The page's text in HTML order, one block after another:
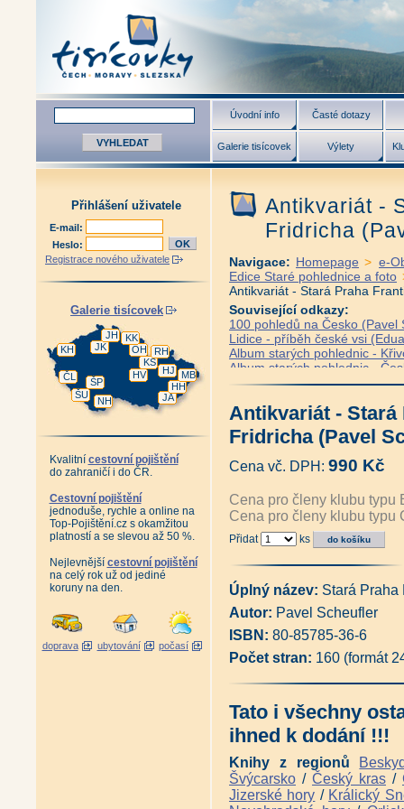
Úvodní info Časté dotazy
Galerie tisícovek Výlety
Přihlášení uživatele
E-mail:
Heslo:
Registrace nového uživatele
Galerie tisícovek
JA
HH
MB
HJ
HV
NH
KS
RH
ŠP
ŠU
OH
JK
KK
ČL
JH
KH
Kvalitní cestovní pojištění
do zahraničí i do ČR.
Cestovní pojištění
jednoduše, rychle a online na
Top-Pojištění.cz s okamžitou
platností a se slevou až 50 %.
Nejlevnější cestovní pojištění
na celý rok už od jediné
koruny na den.
doprava ubytování počasí
Antikvariát -
Fridricha
Navigace: Homepage > e-
Edice Staré pohlednice a foto
Antikvariát - Stará Praha
Související odkazy:
100 pohledů na Česko (Pavel
Lidice - příběh české vsi
Album starých pohlednic -
Album starých pohlednic -
Album starých pohlednic -
Album starých pohlednic
Album starých pohlednic
Album starých pohlednic
Antikvariát - Album starých
Album starých pohlednic -
Album starých pohlednic -
Antikvariát - Šumpersko,
Album starých pohlednic -
Album starých pohlednic -
Album starých pohlednic -
Album starých pohlednic -
Album starých pohlednic -
Album starých pohlednic -
Adršpašsko-
Antikvariát - Karlovy Vary a
Posázavský Pacifik z Prahy
Posázavský Pacifik Světlá -
Železniční trať Praha -
Železniční tratě Ústecko-
teplické dráhy na starých
Ústeckým krajem vlakem i
Železniční trať z Pardubic do
Antikvariát - Stará
Fridricha (Pavel
Cena vč. DPH: 990 Kč
Cena pro členy klubu typu
Cena pro členy klubu typu
Přidat ks
Úplný název: Stará Praha
Autor: Pavel Scheufler
ISBN: 80-85785-36-6
Počet stran: 160 (formát
Tato i všechny
ihned k dodání !!!
Knihy z regionů
Švýcarsko / Český kras /
Jizerské hory / Králický